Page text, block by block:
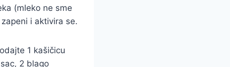
(mleko ne sme
i aktivira se.
1 kašičicu
2 blago